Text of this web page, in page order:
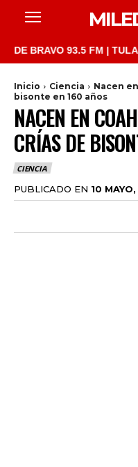
93.5 FM |
Inicio Ciencia
Nacen
bisonte en 160 años
NACEN EN
CRÍAS DE
CIENCIA
PUBLICADO EN 10